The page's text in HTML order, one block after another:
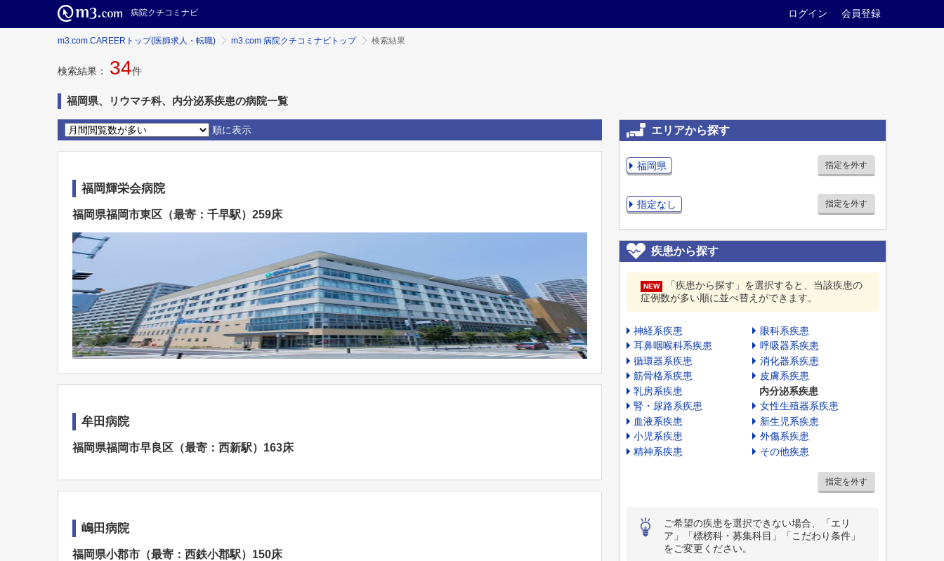
病院クチコミナビ ログイン 会員登録
m3.com CAREERトップ(医師求人・転職) m3.com 病院クチコミナビトップ 検索結果
検索結果： 34件
福岡県、リウマチ科、内分泌系疾患の病院一覧
順に表示
福岡輝栄会病院
福岡県福岡市東区（最寄：千早駅）259床
牟田病院
福岡県福岡市早良区（最寄：西新駅）163床
嶋田病院
福岡県小郡市（最寄：西鉄小郡駅）150床
エリアから探す
福岡県 指定を外す
指定なし 指定を外す
疾患から探す
NEW
「疾患から探す」を選択すると、当該疾患の
症例数が多い順に並べ替えができます。
神経系疾患
眼科系疾患
耳鼻咽喉科系疾患
呼吸器系疾患
循環器系疾患
消化器系疾患
筋骨格系疾患
皮膚系疾患
乳房系疾患
内分泌系疾患
腎・尿路系疾患
女性生殖器系疾患
血液系疾患
新生児系疾患
小児系疾患
外傷系疾患
精神系疾患
その他疾患
指定を外す
ご希望の疾患を選択できない場合、「エリ
ア」「標榜科・募集科目」「こだわり条件」
をご変更ください。